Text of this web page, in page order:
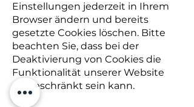
Einstellungen jederzeit in Ihrem
Browser ändern und bereits
gesetzte Cookies löschen. Bitte
beachten Sie, dass bei der
Deaktivierung von Cookies die
Funktionalität unserer Website
eingeschränkt sein kann.